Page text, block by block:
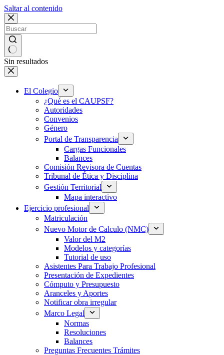
Saltar al contenido
Sin resultados
El Colegio
¿Qué es el CAUPSF?
Autoridades
Convenios
Género
Portal de Transparencia
Cargas Funcionales
Balances
Comisión Revisora de Cuentas
Tribunal de Ética y Disciplina
Gestión Territorial
Mapa interactivo
Ejercicio profesional
Matriculación
Nuevo Motor de Calculo (NMC)
Valor del M2
Modelos y categorías
Tutorial de uso
Asistentes Para Trabajo Profesional
Presentación de Expedientes
Cómputo y Presupuesto
Aranceles y Aportes
Notificar obra irregular
Marco Legal
Normas
Resoluciones
Balances
Preguntas Frecuentes Trámites